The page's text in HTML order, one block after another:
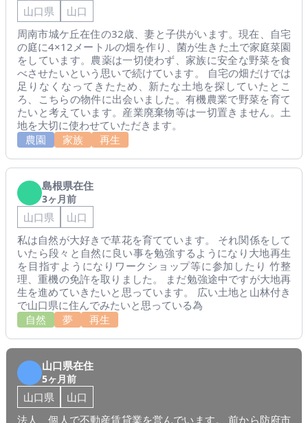
山口県
山口
周南市城ケ丘在住の32歳、妻と子供がいます。現在、自宅
の庭に4×12メートルの畑を作り、菌が生きた土で家庭菜園
をしています。農薬は一切使わず、家族に安全な野菜を食
べさせたいという思いで続けています。 自宅の畑だけでは
足りなくなってきたため、新たな土地を探していたとこ
ろ、こちらの物件に出会いました。有機農業で野菜を育て
たいと考えています。産業廃棄物等は一切置きません。土
地を大切に使わせていただきます。
農園
家族 再生
島根県在住
3ヶ月前
山口県
山口
私は自然が大好きで草花を育てています。 それ関係をして
いたら段々と自然に良い事を勉強するようになり大地再生
を目指すようになりワークショップ等に参加したり 竹整
理、重機の免許を取りました。 まだ勉強途中ですが大地再
生を進めていきたいと思っています。 広い土地と山林付き
で山口県に住んでみたいと思っている為
自然
夢 再生
山口県在住
5ヶ月前
山口県
山口
法人、個人で不動産賃貸業を営んでいます。 前から防府市